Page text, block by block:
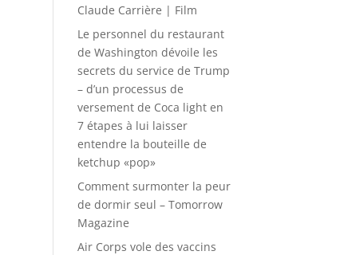
Claude Carrière | Film
Le personnel du restaurant
de Washington dévoile les
secrets du service de Trump
– d’un processus de
versement de Coca light en
7 étapes à lui laisser
entendre la bouteille de
ketchup «pop»
Comment surmonter la peur
de dormir seul – Tomorrow
Magazine
Air Corps vole des vaccins